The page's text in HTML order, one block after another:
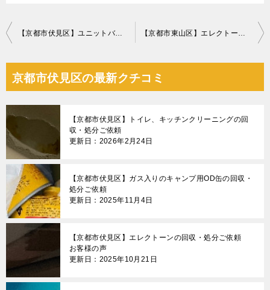
投
ナ
ビ
ゲ
ー
シ
ョ
ン
【京都市伏見区】ユニットバスのクリーニングご依頼 お客様の声 【京都市東山区】エレクトーン、椅子の回収・処分ご依頼 お客様の声
京都市伏見区の最新クチコミ
【京都市伏見区】トイレ、キッチンクリーニングの回
収・処分ご依頼
更新日：2026年2月24日
【京都市伏見区】ガス入りのキャンプ用OD缶の回収・
処分ご依頼
更新日：2025年11月4日
【京都市伏見区】エレクトーンの回収・処分ご依頼
お客様の声
更新日：2025年10月21日